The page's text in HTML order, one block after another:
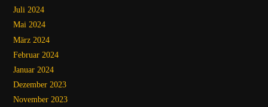
Juli 2024
Mai 2024
März 2024
Februar 2024
Januar 2024
Dezember 2023
November 2023